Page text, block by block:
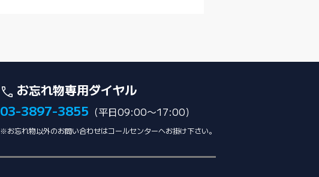
お忘れ物専用ダイヤル
03-3897-3855 （平日09:00〜17:00）
※お忘れ物以外のお問い合わせはコールセンターへお掛け下さい。